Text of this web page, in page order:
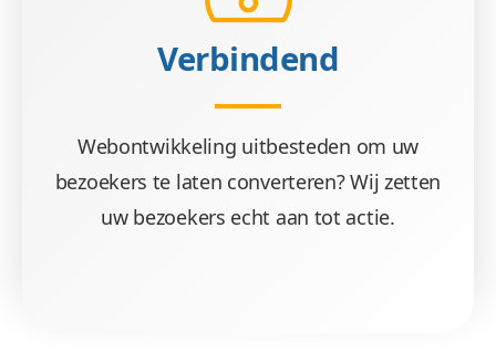
Verbindend
Webontwikkeling uitbesteden om uw
bezoekers te laten converteren? Wij zetten
uw bezoekers echt aan tot actie.